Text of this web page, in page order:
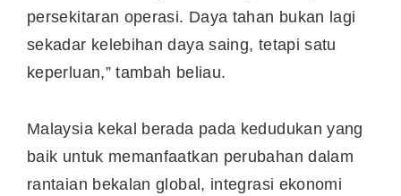
persekitaran operasi. Daya tahan bukan lagi
sekadar kelebihan daya saing, tetapi satu
keperluan,” tambah beliau.
Malaysia kekal berada pada kedudukan yang
baik untuk memanfaatkan perubahan dalam
rantaian bekalan global, integrasi ekonomi